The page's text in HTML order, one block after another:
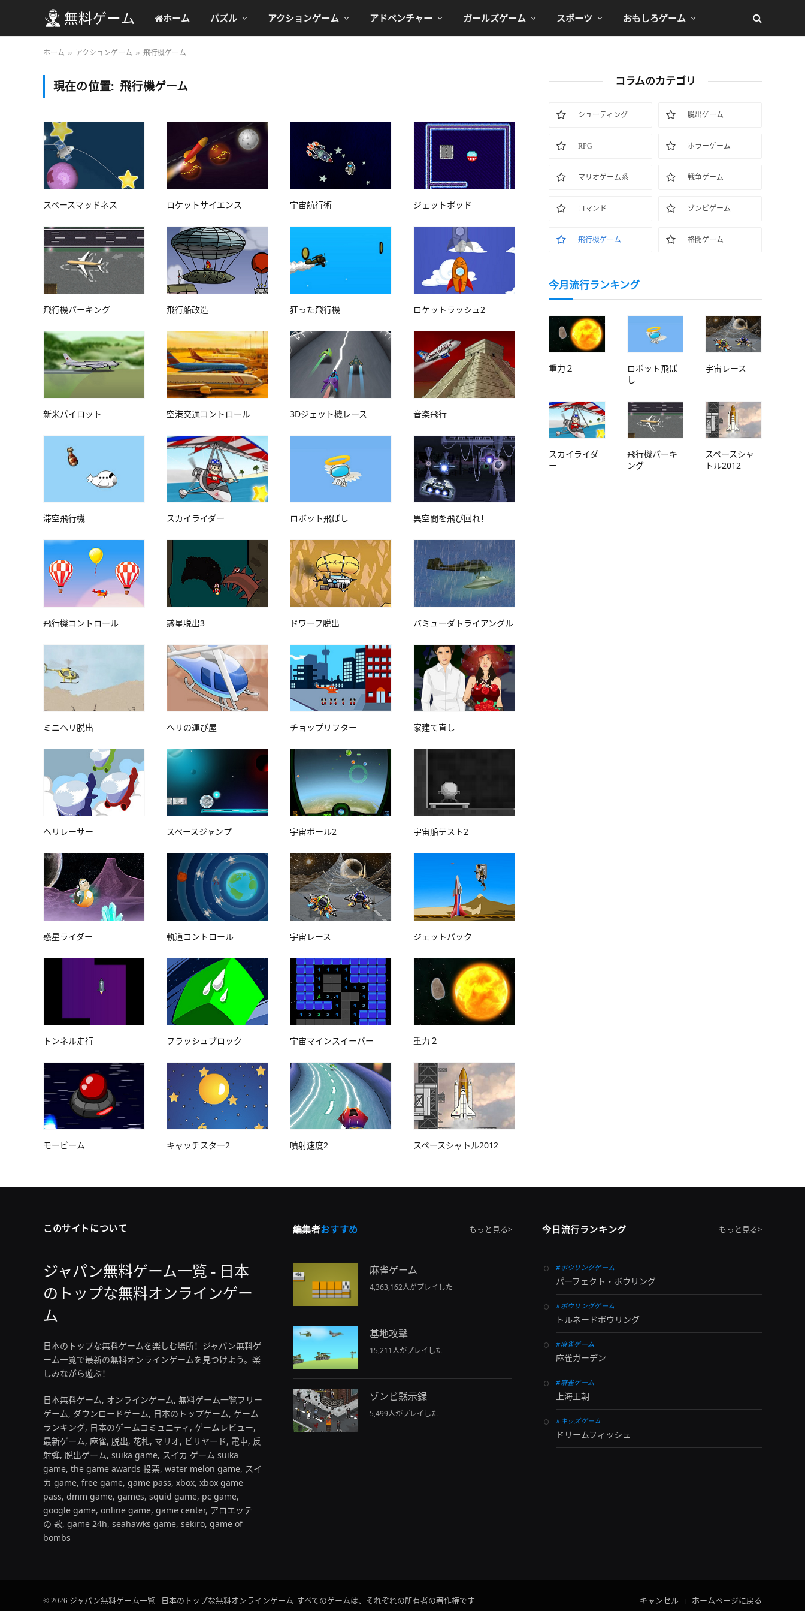
ホーム パズル アクションゲーム アドベンチャー ガールズゲーム スポーツ おもしろゲーム
ホーム » アクションゲーム » 飛行機ゲーム
現在の位置: 飛行機ゲーム
スペースマッドネス ロケットサイエンス 宇宙航行術 ジェットポッド
飛行機パーキング 飛行船改造 狂った飛行機 ロケットラッシュ2
新米パイロット 空港交通コントロール 3Dジェット機レース 音楽飛行
滞空飛行機 スカイライダー ロボット飛ばし 異空間を飛び回れ！
飛行機コントロール 惑星脱出3 ドワーフ脱出 バミューダトライアングル
ミニヘリ脱出 ヘリの運び屋 チョップリフター 家建て直し
ヘリレーサー スペースジャンプ 宇宙ボール2 宇宙船テスト2
惑星ライダー 軌道コントロール 宇宙レース ジェットパック
トンネル走行 フラッシュブロック 宇宙マインスイーパー 重力２
モービーム キャッチスター2 噴射速度2 スペースシャトル2012
コラムのカテゴリ
シューティング 脱出ゲーム
RPG ホラーゲーム
マリオゲーム系 戦争ゲーム
コマンド ゾンビゲーム
飛行機ゲーム 格闘ゲーム
今月流行ランキング
重力２
ロボット飛ば
し
宇宙レース
スカイライダ
ー
飛行機パーキ
ング
スペースシャ
トル2012
このサイトについて
ジャパン無料ゲーム一覧 - 日本
のトップな無料オンラインゲー
ム
日本のトップな無料ゲームを楽しむ場所！ジャパン無料ゲ
ーム一覧で最新の無料オンラインゲームを見つけよう。楽
しみながら遊ぶ！
日本無料ゲーム, オンラインゲーム, 無料ゲーム一覧フリー
ゲーム, ダウンロードゲーム, 日本のトップゲーム, ゲーム
ランキング, 日本のゲームコミュニティ, ゲームレビュー,
最新ゲーム, 麻雀, 脱出, 花札, マリオ, ビリヤード, 電車, 反
射弾, 脱出ゲーム, suika game, スイカ ゲーム suika
game, the game awards 投票, water melon game, スイ
カ game, free game, game pass, xbox, xbox game
pass, dmm game, games, squid game, pc game,
google game, online game, game center, アロエッテ
の 歌, game 24h, seahawks game, sekiro, game of
bombs
編集者おすすめ もっと見る>
麻雀ゲーム
4,363,162人がプレイした
基地攻撃
15,211人がプレイした
ゾンビ黙示録
5,499人がプレイした
今日流行ランキング もっと見る>
#ボウリングゲーム
パーフェクト・ボウリング
#ボウリングゲーム
トルネードボウリング
#麻雀ゲーム
麻雀ガーデン
#麻雀ゲーム
上海王朝
#キッズゲーム
ドリームフィッシュ
© 2026 ジャパン無料ゲーム一覧 - 日本のトップな無料オンラインゲーム. すべてのゲームは、それぞれの所有者の著作権です キャンセル ホームページに戻る